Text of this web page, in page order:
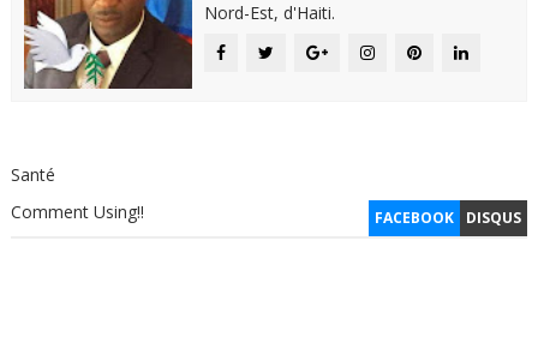
Nord-Est, d'Haiti.
Santé
FACEBOOK DISQUS
Comment Using!!